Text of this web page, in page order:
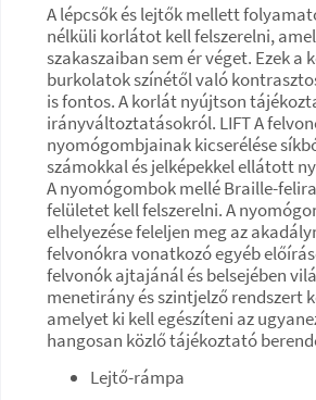
A lépcsők és lejtők mellett
nélküli korlátot kell felszerelni,
szakaszaiban sem ér véget. Ezek a
burkolatok színétől való
is fontos. A korlát nyújtson
irányváltoztatásokról. LIFT A
nyomógombjainak kicserélése
számokkal és jelképekkel ellátott
A nyomógombok mellé Braille-
felületet kell felszerelni. A
elhelyezése feleljen meg az
felvonókra vonatkozó egyéb
felvonók ajtajánál és belsejében
menetirány és szintjelző rendszert
amelyet ki kell egészíteni az
hangosan közlő tájékoztató
Lejtő-rámpa